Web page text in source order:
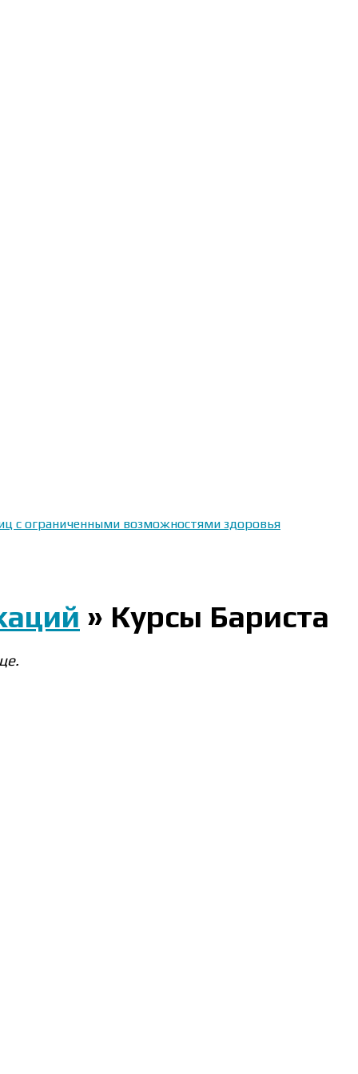
с ограниченными возможностями здоровья
» Курсы Бариста